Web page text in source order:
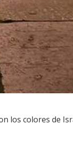
los colores de